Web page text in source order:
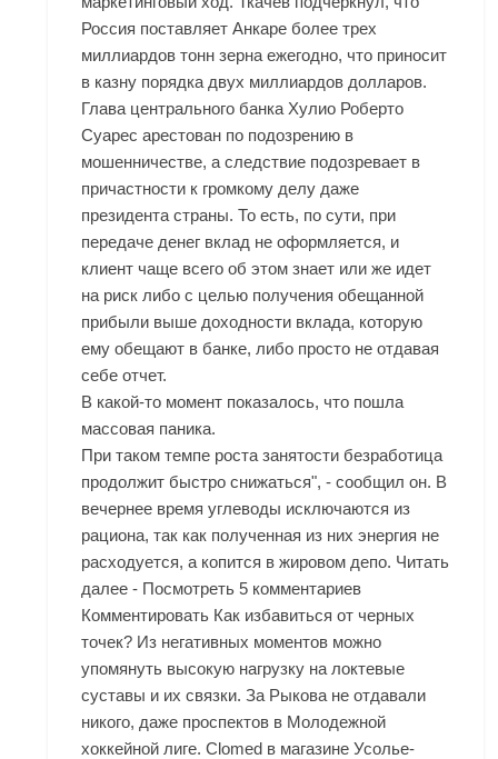
Россия поставляет Анкаре более трех
миллиардов тонн зерна ежегодно, что приносит
в казну порядка двух миллиардов долларов.
Глава центрального банка Хулио Роберто
Суарес арестован по подозрению в
мошенничестве, а следствие подозревает в
причастности к громкому делу даже
президента страны. То есть, по сути, при
передаче денег вклад не оформляется, и
клиент чаще всего об этом знает или же идет
на риск либо с целью получения обещанной
прибыли выше доходности вклада, которую
ему обещают в банке, либо просто не отдавая
себе отчет.
В какой-то момент показалось, что пошла
массовая паника.
При таком темпе роста занятости безработица
продолжит быстро снижаться", - сообщил он. В
вечернее время углеводы исключаются из
рациона, так как полученная из них энергия не
расходуется, а копится в жировом депо. Читать
далее - Посмотреть 5 комментариев
Комментировать Как избавиться от черных
точек? Из негативных моментов можно
упомянуть высокую нагрузку на локтевые
суставы и их связки. За Рыкова не отдавали
никого, даже проспектов в Молодежной
хоккейной лиге. Clomed в магазине Усолье-